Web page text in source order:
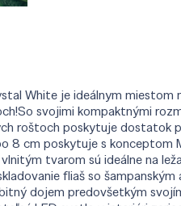
White je ideálnym
svojimi kompaktnými
roštoch poskytuje dostatok
8 cm poskytuje s
tvarom sú ideálne na
fliaš so
dojem predovšetkým